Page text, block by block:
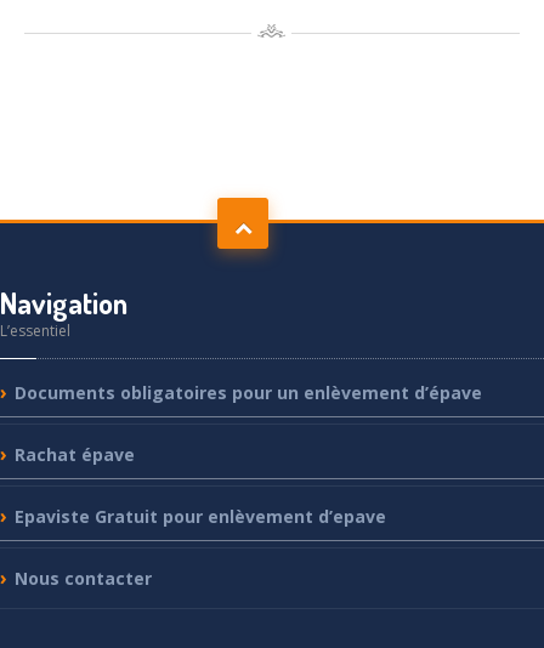
Navigation
L’essentiel
Documents obligatoires pour un enlèvement d’épave
Rachat épave
Epaviste Gratuit pour enlèvement d’epave
Nous contacter